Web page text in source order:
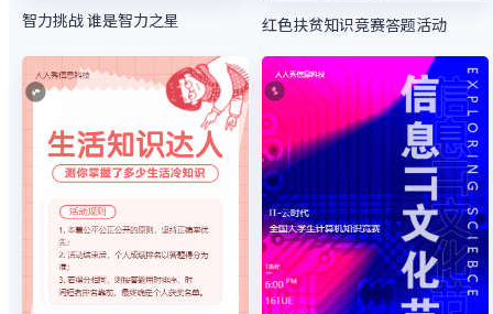
智力挑战 谁是智力之星 红色扶贫知识竞赛答题活动